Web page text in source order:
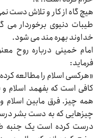
هیچ گاه از کار و تلاش دست
طیبات دنیوی برخوردار
خداوند بهره‌‌‌ مند می‌‌‌ شود.
امام خمینی درباره روح
فرماید:
«هرکسی اسلام را مطالعه
کافی است که بفهمد اسلام
همه چیز. فرق مابین اسلام
چیزهایی که به دست بشر
درست کرده است یک جنبه